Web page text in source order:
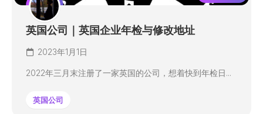
英国公司｜英国企业年检与修改地址
2023年1月1日
2022年三月末注册了一家英国的公司，想着快到年检日...
英国公司